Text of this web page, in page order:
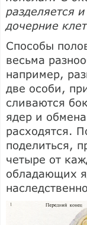
разделяется
дочерние
Способы
весьма
например,
две особи,
сливаются
ядер и
расходятся.
поделиться,
четыре от
обладающих